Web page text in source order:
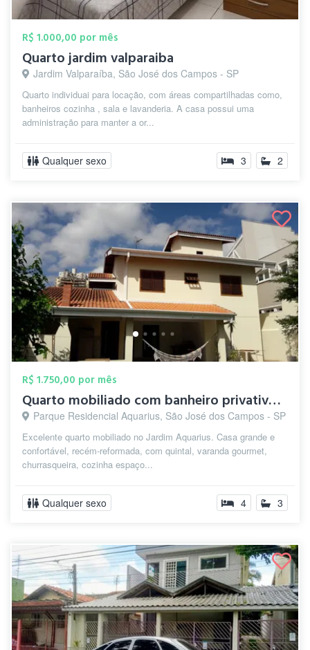
R$ 1.000,00 por mês
Quarto jardim valparaiba
Jardim Valparaíba, São José dos Campos - SP
Quarto individuai para locação, com áreas compartilhadas como,
banheiros cozinha , sala e lavanderia. A casa possui uma
administração para manter a or...
Qualquer sexo 3 2
R$ 1.750,00 por mês
Quarto mobiliado com banheiro privativo ...
Parque Residencial Aquarius, São José dos Campos - SP
Excelente quarto mobiliado no Jardim Aquarius. Casa grande e
confortável, recém-reformada, com quintal, varanda gourmet,
churrasqueira, cozinha espaço...
Qualquer sexo 4 3